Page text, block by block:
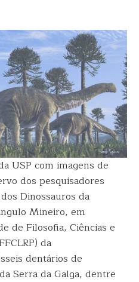
USP com imagens de
dos pesquisadores
Dinossauros da
Mineiro, em
de Filosofia, Ciências e
da
dentários de
Serra da Galga, dentre